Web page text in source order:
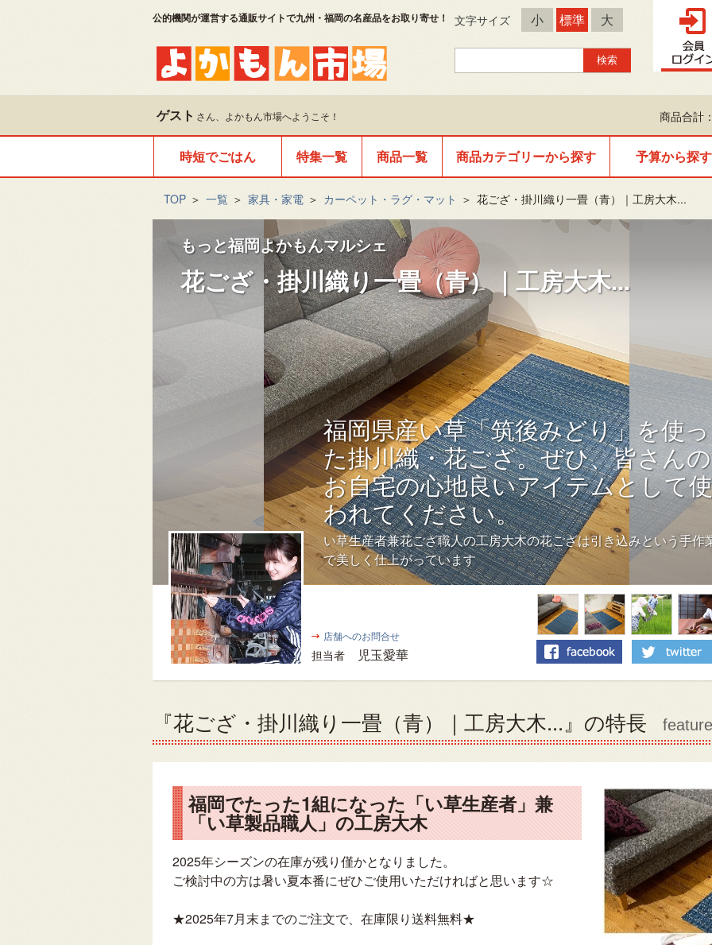
公的機関が運営する通販サイトで九州・福岡の名産品をお取り寄せ！ 文字サイズ 小 標準 大
ゲスト さん、よかもん市場へようこそ！ 商品合計
時短でごはん 特集一覧 商品一覧 商品カテゴリーから探す 予算から探す
TOP ＞ 一覧 ＞ 家具・家電 ＞ カーペット・ラグ・マット ＞ 花ござ・掛川織り一畳（青）｜工房大木...
福岡県産い草「筑後みどり」を使っ
た掛川織・花ござ。ぜひ、皆さんの
お自宅の心地良いアイテムとして使
われてください。
い草生産者兼花ござ職人の工房大木の花ござは引き込みという手作
で美しく仕上がっています
もっと福岡よかもんマルシェ
花ござ・掛川織り一畳（青）｜工房大木...
店舗へのお問合せ
担当者 児玉愛華
『花ござ・掛川織り一畳（青）｜工房大木...』の特長 feature
福岡でたった1組になった「い草生産者」兼
「い草製品職人」の工房大木
2025年シーズンの在庫が残り僅かとなりました。
ご検討中の方は暑い夏本番にぜひご使用いただければと思います☆
★2025年7月末までのご注文で、在庫限り送料無料★